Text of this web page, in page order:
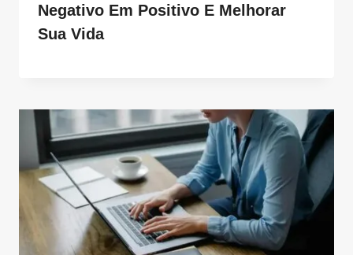
Negativo Em Positivo E Melhorar
Sua Vida